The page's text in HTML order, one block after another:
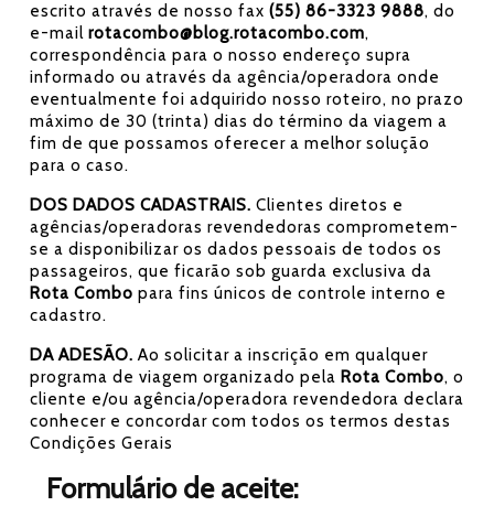
escrito através de nosso fax (55) 86-3323 9888, do
e-mail rotacombo@blog.rotacombo.com,
correspondência para o nosso endereço supra
informado ou através da agência/operadora onde
eventualmente foi adquirido nosso roteiro, no prazo
máximo de 30 (trinta) dias do término da viagem a
fim de que possamos oferecer a melhor solução
para o caso.
DOS DADOS CADASTRAIS. Clientes diretos e
agências/operadoras revendedoras comprometem-
se a disponibilizar os dados pessoais de todos os
passageiros, que ficarão sob guarda exclusiva da
Rota Combo para fins únicos de controle interno e
cadastro.
DA ADESÃO.Ao solicitar a inscrição em qualquer
programa de viagem organizado pela Rota Combo, o
cliente e/ou agência/operadora revendedora declara
conhecer e concordar com todos os termos destas
Condições Gerais
Formulário de aceite: